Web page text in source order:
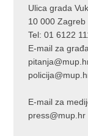
Ulica grada
10 000 Zagreb
Tel:01 6122
E-mail za
E-mail za
press@mup.hr